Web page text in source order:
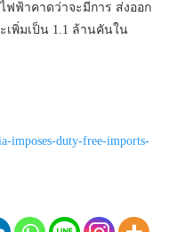
ฟฟ้าคาดว่าจะมีการ ส่งออก
เพิ่มเป็น 1.1 ล้านคันใน
imposes-duty-free-imports-